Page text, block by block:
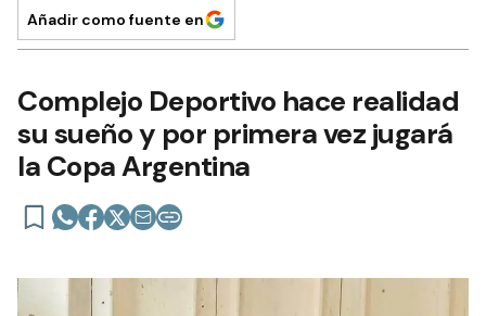
Añadir como fuente en
Complejo Deportivo hace realidad
su sueño y por primera vez jugará
la Copa Argentina